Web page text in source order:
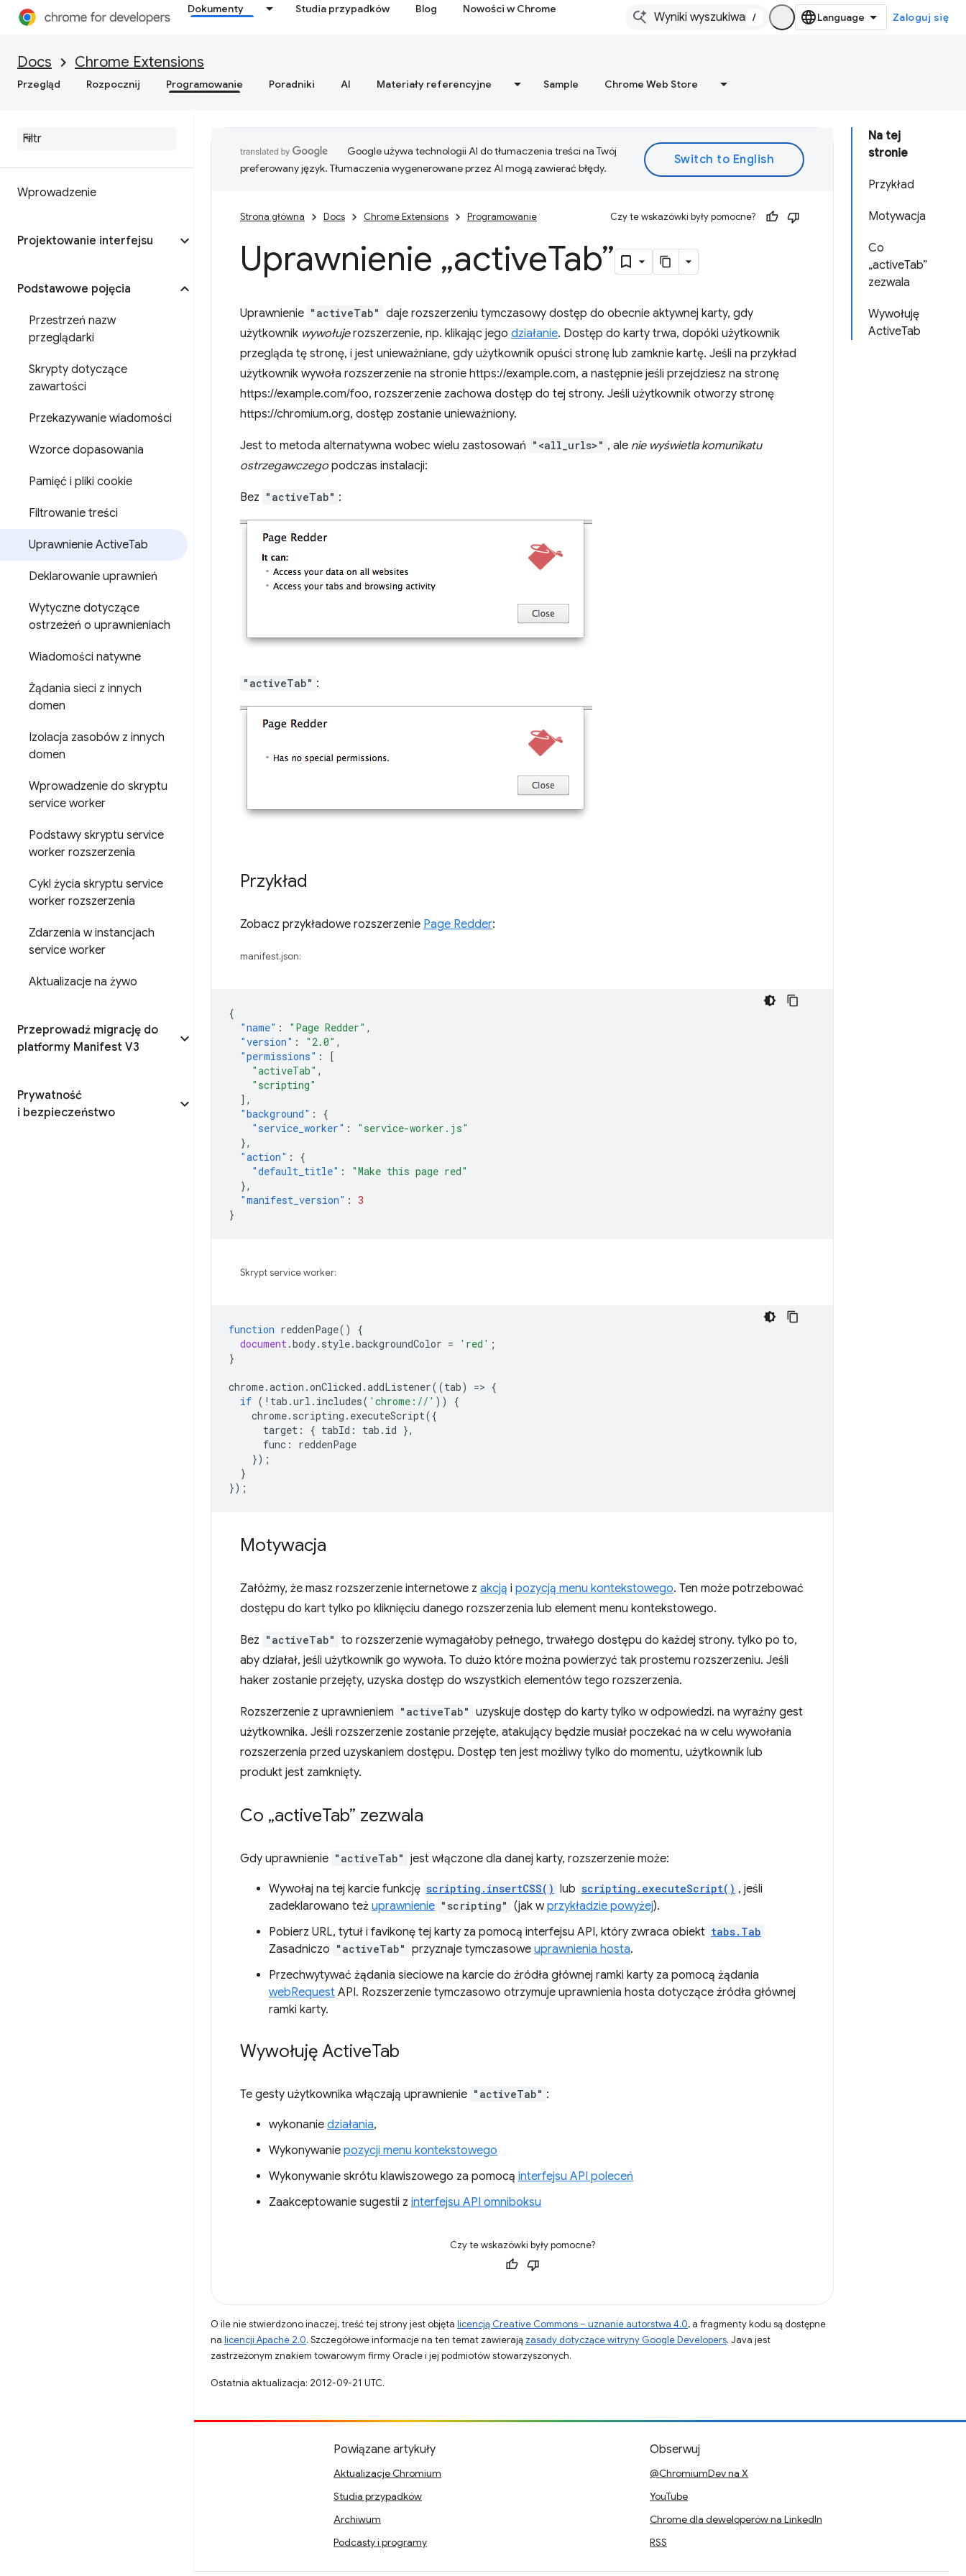
Dokumenty Studia przypadków Blog Nowości w Chrome
/ Zaloguj się
Docs Chrome Extensions
Przegląd Rozpocznij Programowanie Poradniki AI Materiały referencyjne Sample Chrome Web Store
Wprowadzenie
Projektowanie interfejsu
Podstawowe pojęcia
Przestrzeń nazw
przeglądarki
Skrypty dotyczące
zawartości
Przekazywanie wiadomości
Wzorce dopasowania
Pamięć i pliki cookie
Filtrowanie treści
Uprawnienie ActiveTab
Deklarowanie uprawnień
Wytyczne dotyczące
ostrzeżeń o uprawnieniach
Wiadomości natywne
Żądania sieci z innych
domen
Izolacja zasobów z innych
domen
Wprowadzenie do skryptu
service worker
Podstawy skryptu service
worker rozszerzenia
Cykl życia skryptu service
worker rozszerzenia
Zdarzenia w instancjach
service worker
Aktualizacje na żywo
Przeprowadź migrację do
platformy Manifest V3
Prywatność
i bezpieczeństwo
Na tej
stronie
Przykład
Motywacja
Co
„activeTab”
zezwala
Wywołuję
ActiveTab
Google używa technologii AI do tłumaczenia treści na Twój
preferowany język. Tłumaczenia wygenerowane przez AI mogą zawierać błędy.
Strona główna Docs Chrome Extensions Programowanie Czy te wskazówki były pomocne?
Uprawnienie „activeTab”
Uprawnienie "activeTab" daje rozszerzeniu tymczasowy dostęp do obecnie aktywnej karty, gdy
użytkownik wywołujerozszerzenie, np. klikając jego działanie. Dostęp do karty trwa, dopóki użytkownik
przegląda tę stronę, i jest unieważniane, gdy użytkownik opuści stronę lub zamknie kartę. Jeśli na przykład
użytkownik wywoła rozszerzenie na stronie https://example.com, a następnie jeśli przejdziesz na stronę
https://example.com/foo, rozszerzenie zachowa dostęp do tej strony. Jeśli użytkownik otworzy stronę
https://chromium.org, dostęp zostanie unieważniony.
Jest to metoda alternatywna wobec wielu zastosowań "<all_urls>" , ale nie wyświetla komunikatu
ostrzegawczego podczas instalacji:
Bez "activeTab" :
"activeTab" :
Przykład
Zobacz przykładowe rozszerzenie Page Redder:
manifest.json:
{
"name" : "Page Redder" ,
"version" : "2.0" ,
"permissions" :
[
"activeTab" ,
"scripting"
],
"background" :
{
"service_worker" :
"service-worker.js"
},
"action" :
{
"default_title" :
"Make this page red"
},
"manifest_version" : 3
}
Skrypt service worker:
function reddenPage()
{
document.body. style.backgroundColor = 'red' ;
}
chrome.action .onClicked .addListener((tab) => {
if ( ! tab .url . includes( 'chrome://' ))
{
chrome. scripting . executeScript({
target : { tabId : tab . id },
func :
reddenPage
});
}
});
Motywacja
Załóżmy, że masz rozszerzenie internetowe z akcją i pozycją menu kontekstowego. Ten może potrzebować
dostępu do kart tylko po kliknięciu danego rozszerzenia lub element menu kontekstowego.
Bez "activeTab" to rozszerzenie wymagałoby pełnego, trwałego dostępu do każdej strony. tylko po to,
aby działał, jeśli użytkownik go wywoła. To dużo które można powierzyć tak prostemu rozszerzeniu. Jeśli
haker zostanie przejęty, uzyska dostęp do wszystkich elementów tego rozszerzenia.
Rozszerzenie z uprawnieniem "activeTab" uzyskuje dostęp do karty tylko w odpowiedzi. na wyraźny gest
użytkownika. Jeśli rozszerzenie zostanie przejęte, atakujący będzie musiał poczekać na w celu wywołania
rozszerzenia przed uzyskaniem dostępu. Dostęp ten jest możliwy tylko do momentu, użytkownik lub
produkt jest zamknięty.
Co „activeTab” zezwala
Gdy uprawnienie "activeTab" jest włączone dla danej karty, rozszerzenie może:
Wywołaj na tej karcie funkcję scripting.insertCSS() lub scripting.executeScript() , jeśli
zadeklarowano też uprawnienie "scripting" (jak wprzykładzie powyżej).
Pobierz URL, tytuł i favikonę tej karty za pomocą interfejsu API, który zwraca obiekt tabs.Tab
Zasadniczo "activeTab" przyznaje tymczasowe uprawnienia hosta.
Przechwytywać żądania sieciowe na karcie do źródła głównej ramki karty za pomocą żądania
webRequest API. Rozszerzenie tymczasowo otrzymuje uprawnienia hosta dotyczące źródła głównej
ramki karty.
Wywołuję ActiveTab
Te gesty użytkownika włączają uprawnienie "activeTab" :
wykonanie działania,
Wykonywanie pozycji menu kontekstowego
Wykonywanie skrótu klawiszowego za pomocą interfejsu API poleceń
Zaakceptowanie sugestii z interfejsu API omniboksu
Czy te wskazówki były pomocne?
O ile nie stwierdzono inaczej, treść tej strony jest objęta licencją Creative Commons – uznanie autorstwa 4.0, a fragmenty kodu są dostępne
na licencji Apache 2.0. Szczegółowe informacje na ten temat zawierają zasady dotyczące witryny Google Developers. Java jest
zastrzeżonym znakiem towarowym firmy Oracle i jej podmiotów stowarzyszonych.
Ostatnia aktualizacja: 2012-09-21 UTC.
Powiązane artykuły
Aktualizacje Chromium
Studia przypadków
Archiwum
Podcasty i programy
Obserwuj
@ChromiumDev na X
YouTube
Chrome dla deweloperów na LinkedIn
RSS